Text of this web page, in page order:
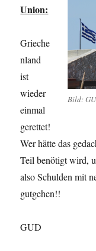
Bild:
Union:
Grieche
nland
ist
wieder
einmal
gerettet!
Wer hätte das
Teil benötigt wird,
also Schulden mit
gutgehen!!
GUD